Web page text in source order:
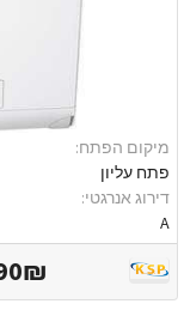
מיקום הפתח:
פתח עליון
דירוג אנרגטי:
A